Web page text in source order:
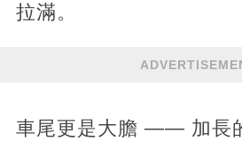
拉滿。
車尾更是大膽 —— 加長